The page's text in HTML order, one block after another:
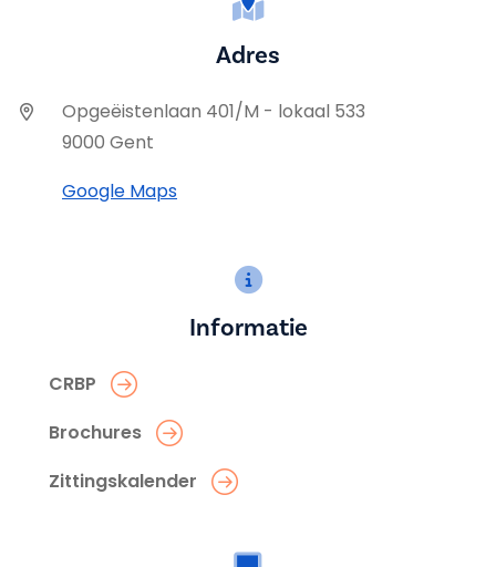
Adres
Opgeëistenlaan 401/M - lokaal 533
9000 Gent
Google Maps
Informatie
CRBP
Brochures
Zittingskalender